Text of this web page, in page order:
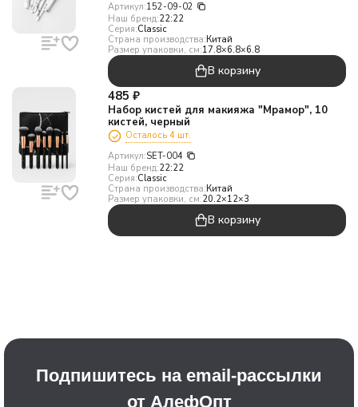
Артикул:152-09-02
Наш бренд:22:22
Серия:Classic
Страна производства:Китай
Размер упаковки, см:17.8×6.8×6.8
В корзину
485 ₽
Набор кистей для макияжа "Мрамор", 10
кистей, черный
Осталось 4 шт.
Артикул:SET-004
Наш бренд:22:22
Серия:Classic
Страна производства:Китай
Размер упаковки, см:20.2×12×3
В корзину
Подпишитесь на email-рассылки
от АлефОпт